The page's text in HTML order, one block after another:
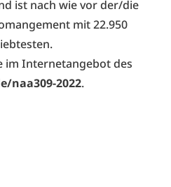
ist nach wie vor der/die
mit 22.950
im Internetangebot des
naa309-2022.